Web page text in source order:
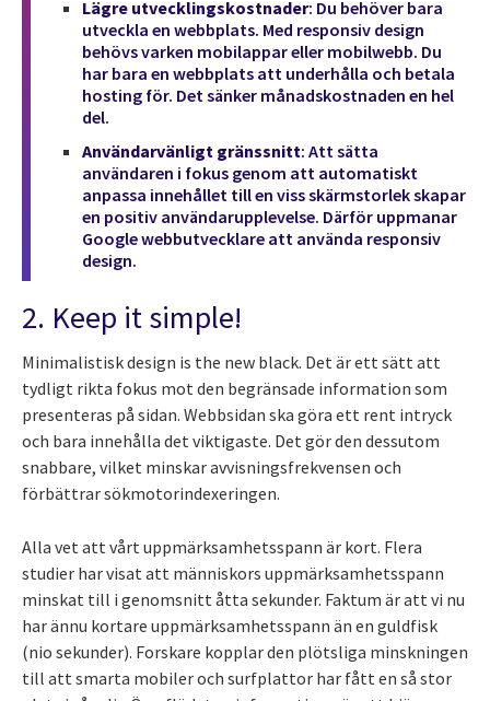
Lägre utvecklingskostnader: Du behöver bara
utveckla en webbplats. Med responsiv design
behövs varken mobilappar eller mobilwebb. Du
har bara en webbplats att underhålla och betala
hosting för. Det sänker månadskostnaden en hel
del.
Användarvänligt gränssnitt: Att sätta
användaren i fokus genom att automatiskt
anpassa innehållet till en viss skärmstorlek skapar
en positiv användarupplevelse. Därför uppmanar
Google webbutvecklare att använda responsiv
design.
2. Keep it simple!
Minimalistisk design is the new black. Det är ett sätt att
tydligt rikta fokus mot den begränsade information som
presenteras på sidan. Webbsidan ska göra ett rent intryck
och bara innehålla det viktigaste. Det gör den dessutom
snabbare, vilket minskar avvisningsfrekvensen och
förbättrar sökmotorindexeringen.
Alla vet att vårt uppmärksamhetsspann är kort. Flera
studier har visat att människors uppmärksamhetsspann
minskat till i genomsnitt åtta sekunder. Faktum är att vi nu
har ännu kortare uppmärksamhetsspann än en guldfisk
(nio sekunder). Forskare kopplar den plötsliga minskningen
till att smarta mobiler och surfplattor har fått en så stor